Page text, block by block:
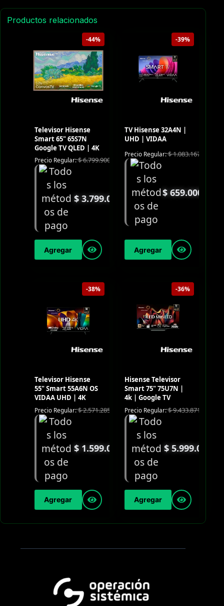
Productos relacionados
-44%
Televisor Hisense
Smart 65" 65S7N
Google TV QLED | 4K
Precio Regular:$6.799.900
$3.799.000
Agregar
-39%
TV Hisense 32A4N |
UHD | VIDAA
Precio Regular:$1.083.167
$659.000
Agregar
-38%
Televisor Hisense
55" Smart 55A6N OS
VIDAA UHD | 4K
Precio Regular:$2.571.285
$1.599.000
Agregar
-36%
Hisense Televisor
Smart 75" 75U7N |
4k | Google TV
Precio Regular:$9.433.871
$5.999.000
Agregar